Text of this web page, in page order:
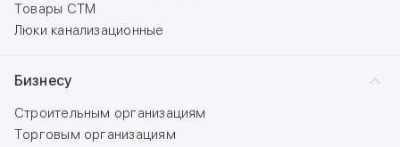
Товары СТМ
Люки канализационные
Бизнесу
Строительным организациям
Торговым организациям